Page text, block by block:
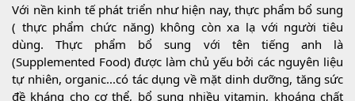
Với nền kinh tế phát triển như hiện nay, thực phẩm bổ sung
( thực phẩm chức năng) không còn xa lạ với người tiêu
dùng. Thực phẩm bổ sung với tên tiếng anh là
(Supplemented Food) được làm chủ yếu bởi các nguyên liệu
tự nhiên, organic...có tác dụng về mặt dinh dưỡng, tăng sức
đề kháng cho cơ thể, bổ sung nhiều vitamin, khoáng chất